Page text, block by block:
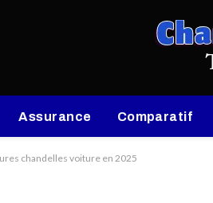
Assurance Comparatif
chandelles voiture en 2025